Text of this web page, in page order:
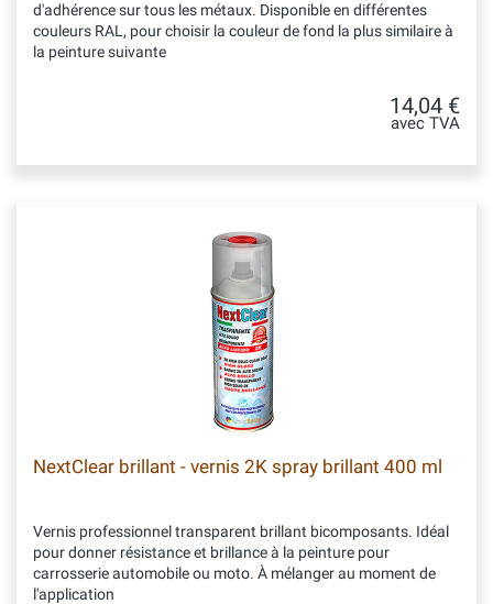
d'adhérence sur tous les métaux. Disponible en différentes
couleurs RAL, pour choisir la couleur de fond la plus similaire à
la peinture suivante
14,04 €
avec TVA
NextClear brillant - vernis 2K spray brillant 400 ml
Vernis professionnel transparent brillant bicomposants. Idéal
pour donner résistance et brillance à la peinture pour
carrosserie automobile ou moto. À mélanger au moment de
l'application